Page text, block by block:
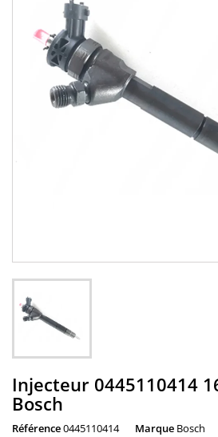
Injecteur 0445110414
Bosch
Référence0445110414 Marque Bosch